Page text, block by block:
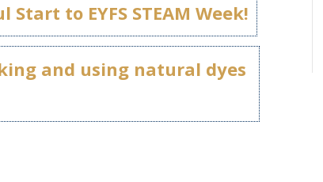
to EYFS STEAM Week!
and using natural dyes